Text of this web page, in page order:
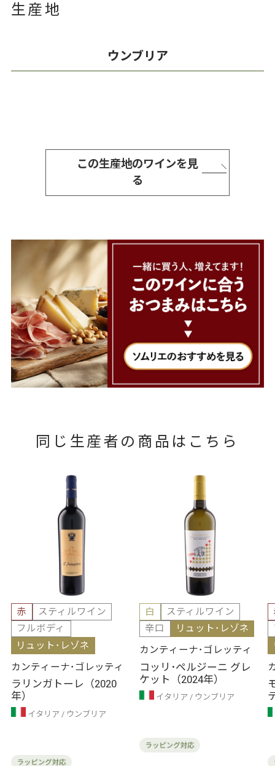
生産地
ウンブリア
この生産地のワインを見
る
同じ生産者の商品はこちら
赤
スティルワイン
フルボディ
リュット･レゾネ
カンティーナ･ゴレッティ
ラリンガトーレ（2020
年）
イタリア ウンブリア
白
スティルワイン
辛口
リュット･レゾネ
カンティーナ･ゴレッティ
コッリ･ペルジーニ グレ
ケット（2024年）
イタリア ウンブリア